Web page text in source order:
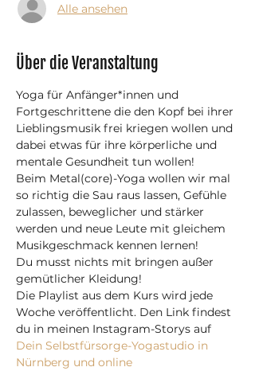
Alle ansehen
Über die Veranstaltung
Yoga für Anfänger*innen und
Fortgeschrittene die den Kopf bei ihrer
Lieblingsmusik frei kriegen wollen und
dabei etwas für ihre körperliche und
mentale Gesundheit tun wollen!
Beim Metal(core)-Yoga wollen wir mal
so richtig die Sau raus lassen, Gefühle
zulassen, beweglicher und stärker
werden und neue Leute mit gleichem
Musikgeschmack kennen lernen!
Du musst nichts mit bringen außer
gemütlicher Kleidung!
Die Playlist aus dem Kurs wird jede
Woche veröffentlicht. Den Link findest
du in meinen Instagram-Storys auf
Dein Selbstfürsorge-Yogastudio in
Nürnberg und online